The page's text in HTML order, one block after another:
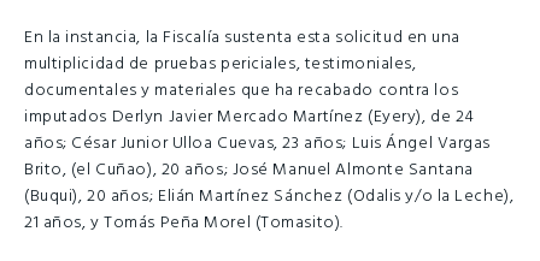
En la instancia, la Fiscalía sustenta esta solicitud en una
multiplicidad de pruebas periciales, testimoniales,
documentales y materiales que ha recabado contra los
imputados Derlyn Javier Mercado Martínez (Eyery), de 24
años; César Junior Ulloa Cuevas, 23 años; Luis Ángel Vargas
Brito, (el Cuñao), 20 años; José Manuel Almonte Santana
(Buqui), 20 años; Elián Martínez Sánchez (Odalis y/o la Leche),
21 años, y Tomás Peña Morel (Tomasito).